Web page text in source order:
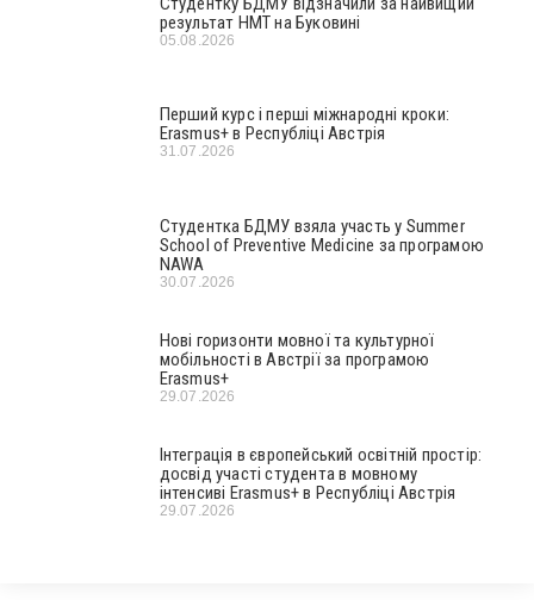
результат НМТ на Буковині
05.08.2026
Перший курс і перші міжнародні кроки:
Erasmus+ в Республіці Австрія
31.07.2026
Студентка БДМУ взяла участь у Summer
School of Preventive Medicine за програмою
NAWA
30.07.2026
Нові горизонти мовної та культурної
мобільності в Австрії за програмою
Erasmus+
29.07.2026
Інтеграція в європейський освітній простір:
досвід участі студента в мовному
інтенсиві Erasmus+ в Республіці Австрія
29.07.2026